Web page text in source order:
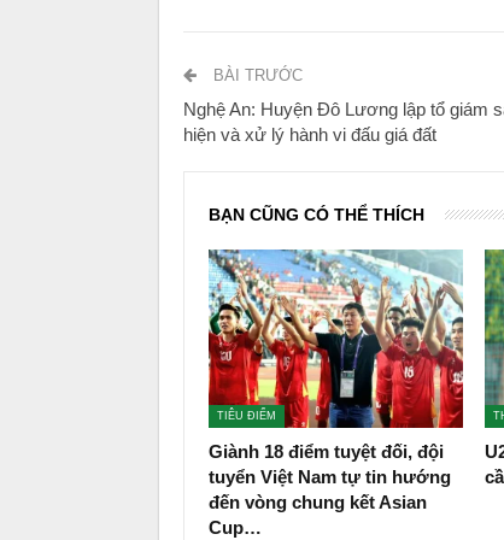
BÀI TRƯỚC
Nghệ An: Huyện Đô Lương lập tổ giám
hiện và xử lý hành vi đấu giá đất
BẠN CŨNG CÓ THỂ THÍCH
TIÊU ĐIỂM
Giành 18 điểm tuyệt đối, đội
tuyển Việt Nam tự tin hướng
đến vòng chung kết Asian
Cup…